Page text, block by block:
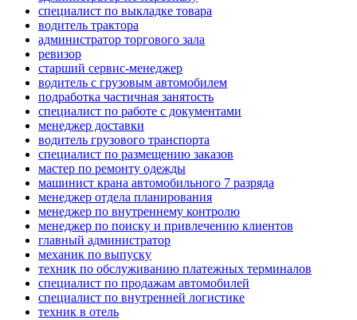
специалист по выкладке товара
водитель трактора
администратор торгового зала
ревизор
старший сервис-менеджер
водитель с грузовым автомобилем
подработка частичная занятость
специалист по работе с документами
менеджер доставки
водитель грузового транспорта
специалист по размещению заказов
мастер по ремонту одежды
машинист крана автомобильного 7 разряда
менеджер отдела планирования
менеджер по внутреннему контролю
менеджер по поиску и привлечению клиентов
главный администратор
механик по выпуску
техник по обслуживанию платежных терминалов
специалист по продажам автомобилей
специалист по внутренней логистике
техник в отель